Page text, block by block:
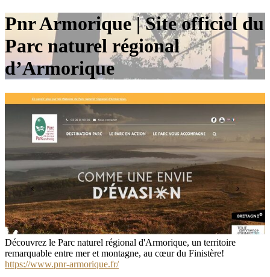
Pnr Armorique | Site officiel du
Parc naturel régional
d’Armorique​
Découvrez le Parc naturel régional d'Armorique, un territoire
remarquable entre mer et montagne, au cœur du Finistère!​
https://www.pnr-armorique.fr/